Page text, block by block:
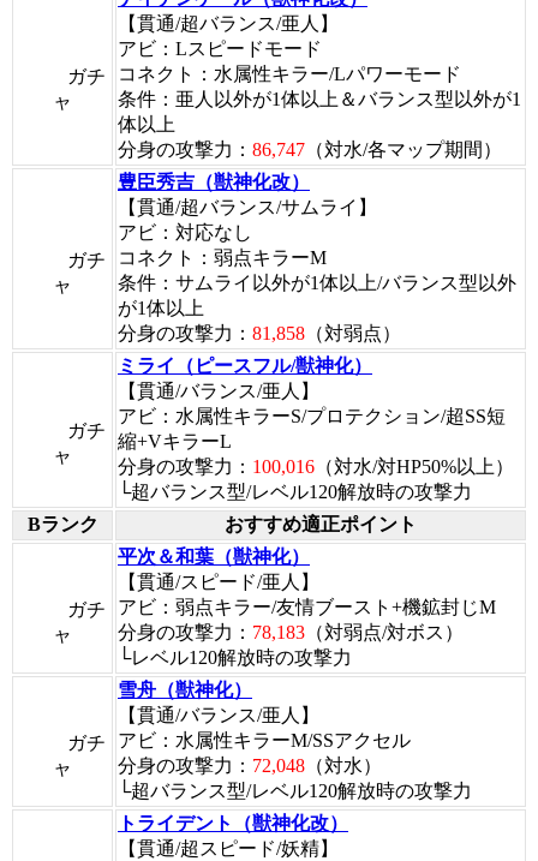
ガチ
ャ
【貫通/超バランス/亜人】
アビ：Lスピードモード
コネクト：水属性キラー/Lパワーモード
条件：亜人以外が1体以上＆バランス型以外が1
体以上
分身の攻撃力： 86,747 （対水/各マップ期間）
ガチ
ャ
豊臣秀吉（獣神化改）
【貫通/超バランス/サムライ】
アビ：対応なし
コネクト：弱点キラーM
条件：サムライ以外が1体以上/バランス型以外
が1体以上
分身の攻撃力： 81,858 （対弱点）
ガチ
ャ
ミライ（ピースフル/獣神化）
【貫通/バランス/亜人】
アビ：水属性キラーS/プロテクション/超SS短
縮+VキラーL
分身の攻撃力： 100,016 （対水/対HP50%以上）
└超バランス型/レベル120解放時の攻撃力
Bランク
おすすめ適正ポイント
ガチ
ャ
平次＆和葉（獣神化）
【貫通/スピード/亜人】
アビ：弱点キラー/友情ブースト+機鉱封じM
分身の攻撃力： 78,183 （対弱点/対ボス）
└レベル120解放時の攻撃力
ガチ
ャ
雪舟（獣神化）
【貫通/バランス/亜人】
アビ：水属性キラーM/SSアクセル
分身の攻撃力： 72,048 （対水）
└超バランス型/レベル120解放時の攻撃力
トライデント（獣神化改）
【貫通/超スピード/妖精】